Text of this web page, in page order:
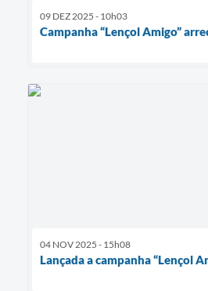
09 DEZ 2025 - 10h03
Campanha “Lençol Amigo”
04 NOV 2025 - 15h08
Lançada a campanha “Lençol